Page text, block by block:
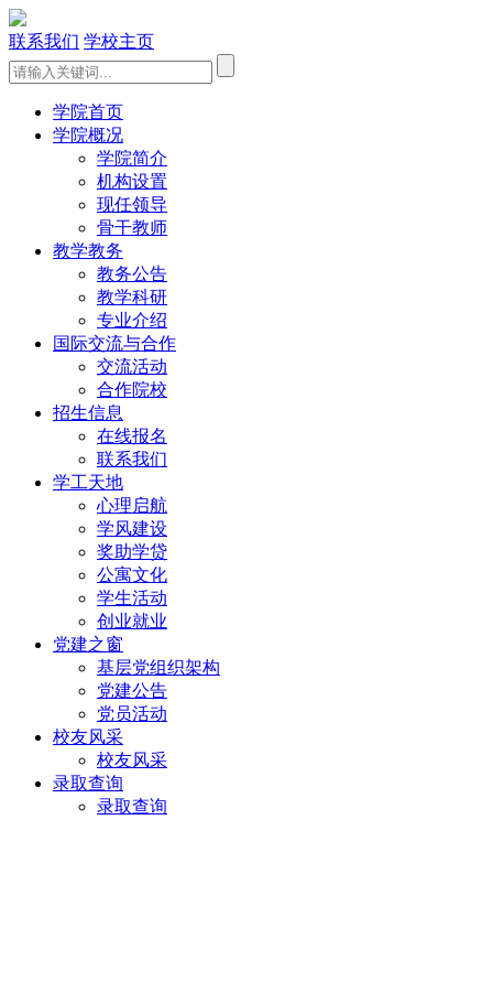
联系我们 学校主页
学院首页
学院概况
学院简介
机构设置
现任领导
骨干教师
教学教务
教务公告
教学科研
专业介绍
国际交流与合作
交流活动
合作院校
招生信息
在线报名
联系我们
学工天地
心理启航
学风建设
奖助学贷
公寓文化
学生活动
创业就业
党建之窗
基层党组织架构
党建公告
党员活动
校友风采
校友风采
录取查询
录取查询